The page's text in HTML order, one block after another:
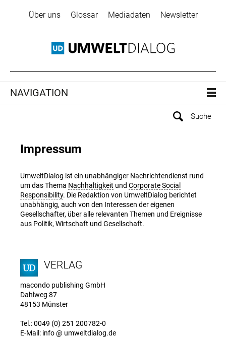
Über uns Glossar Mediadaten Newsletter
NAVIGATION
Impressum
UmweltDialog ist ein unabhängiger Nachrichtendienst rund
um das Thema Nachhaltigkeit und Corporate Social
Responsibility. Die Redaktion von UmweltDialog berichtet
unabhängig, auch von den Interessen der eigenen
Gesellschafter, über alle relevanten Themen und Ereignisse
aus Politik, Wirtschaft und Gesellschaft.
VERLAG
macondo publishing GmbH
Dahlweg 87
48153 Münster
Tel.: 0049 (0) 251 200782-0
E-Mail: info @ umweltdialog.de